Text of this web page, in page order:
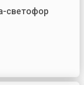
светофор